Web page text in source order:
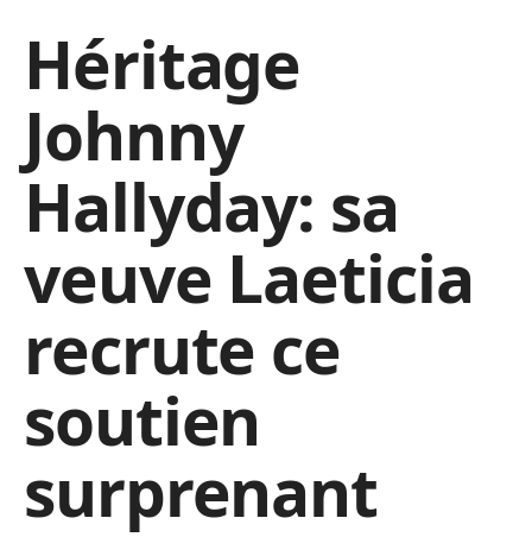
Héritage
Johnny
Hallyday: sa
veuve Laeticia
recrute ce
soutien
surprenant